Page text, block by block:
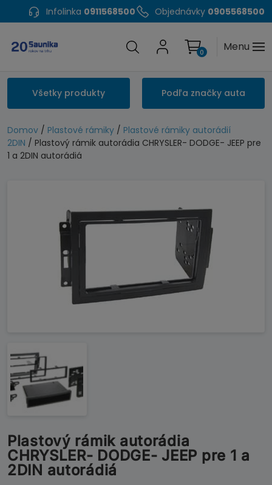
Infolinka 0911568500 Objednávky 0905568500
Menu
0
Všetky produkty Podľa značky auta
Domov / Plastové rámiky / Plastové rámiky autorádií
2DIN / Plastový rámik autorádia CHRYSLER- DODGE- JEEP pre
1 a 2DIN autorádiá
Plastový rámik autorádia
CHRYSLER- DODGE- JEEP pre 1 a
2DIN autorádiá